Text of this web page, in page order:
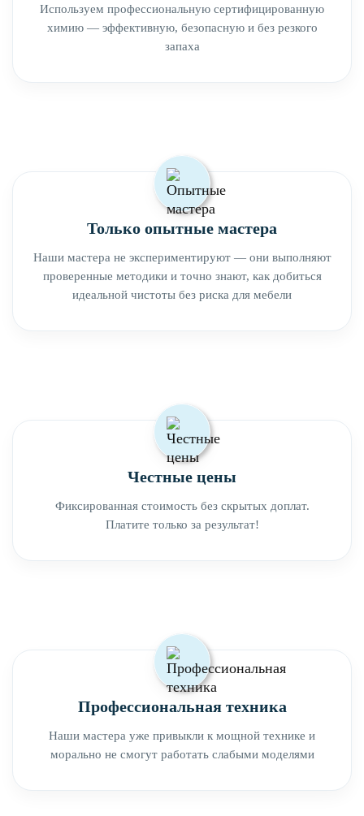
Используем профессиональную сертифицированную
химию — эффективную, безопасную и без резкого
запаха
Только опытные мастера
Наши мастера не экспериментируют — они выполняют
проверенные методики и точно знают, как добиться
идеальной чистоты без риска для мебели
Честные цены
Фиксированная стоимость без скрытых доплат.
Платите только за результат!
Профессиональная техника
Наши мастера уже привыкли к мощной технике и
морально не смогут работать слабыми моделями